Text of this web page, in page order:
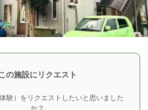
の施設にリクエスト
験）をリクエストしたいと思いました
か？